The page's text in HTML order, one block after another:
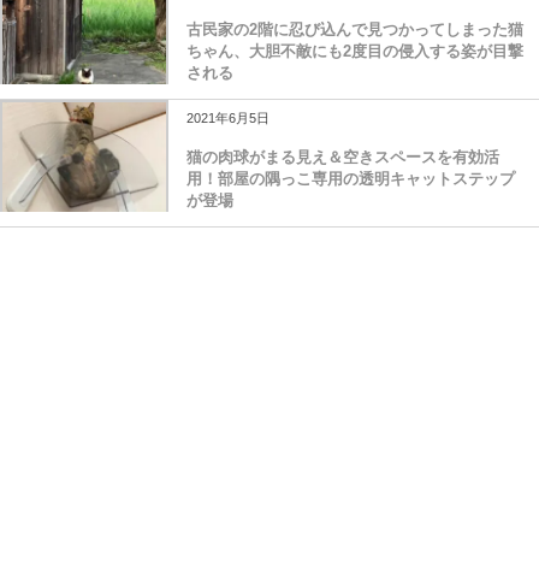
古民家の2階に忍び込んで見つかってしまった猫
ちゃん、大胆不敵にも2度目の侵入する姿が目撃
される
2021年6月5日
猫の肉球がまる見え＆空きスペースを有効活
用！部屋の隅っこ専用の透明キャットステップ
が登場